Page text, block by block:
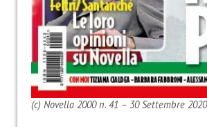
(c) Novella 2000 n. 41 – 30 Settembre 2020